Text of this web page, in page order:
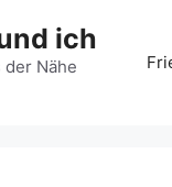
ich
der Nähe